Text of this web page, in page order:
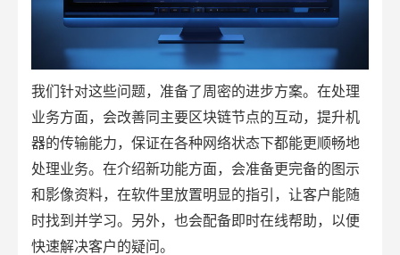
我们针对这些问题，准备了周密的进步方案。在处理
业务方面，会改善同主要区块链节点的互动，提升机
器的传输能力，保证在各种网络状态下都能更顺畅地
处理业务。在介绍新功能方面，会准备更完备的图示
和影像资料，在软件里放置明显的指引，让客户能随
时找到并学习。另外，也会配备即时在线帮助，以便
快速解决客户的疑问。